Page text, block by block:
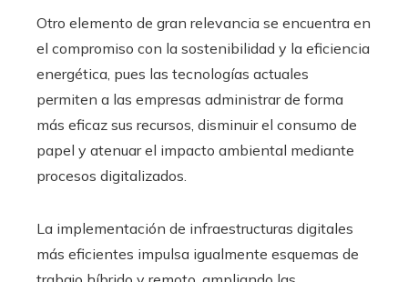
Otro elemento de gran relevancia se encuentra en
el compromiso con la sostenibilidad y la eficiencia
energética, pues las tecnologías actuales
permiten a las empresas administrar de forma
más eficaz sus recursos, disminuir el consumo de
papel y atenuar el impacto ambiental mediante
procesos digitalizados.
La implementación de infraestructuras digitales
más eficientes impulsa igualmente esquemas de